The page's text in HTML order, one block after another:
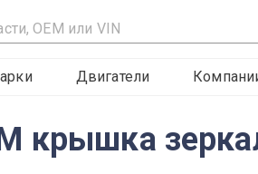
Двигатели
крышка